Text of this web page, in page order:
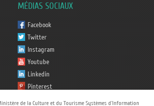
MÉDIAS SOCIAUX
Facebook
Twitter
Instagram
Youtube
Linkedin
Pinterest
de la Culture et du Tourisme Systèmes d'Information